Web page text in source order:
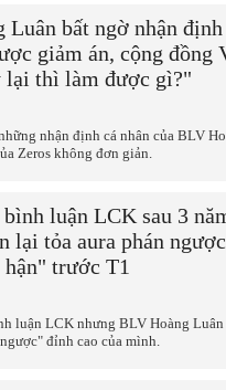
Luân bất ngờ nhận
giảm án, cộng đồng
lại thì làm được gì?"
nhận định cá nhân của BLV
Zeros không đơn giản.
luận LCK sau 3
lại tỏa aura phán
trước T1
luận LCK nhưng BLV Hoàng
đỉnh cao của mình.